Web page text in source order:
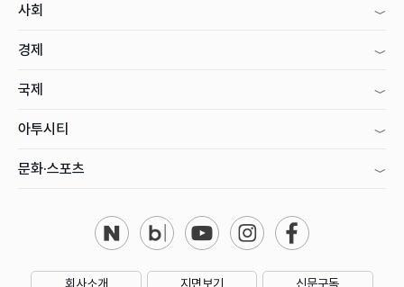
사회
경제
국제
아투시티
문화·스포츠
회사소개 지면보기 신문구독